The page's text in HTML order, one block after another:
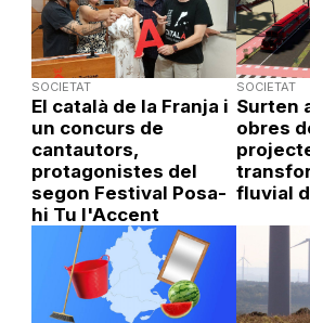
SOCIETAT
El català de la Franja i
un concurs de
cantautors,
protagonistes del
segon Festival Posa-
hi Tu l'Accent
SOCIETAT
Surten
obres
fluvial